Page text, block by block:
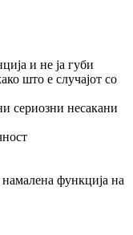
и не ја губи
што е случајот со
сериозни несакани
функција на